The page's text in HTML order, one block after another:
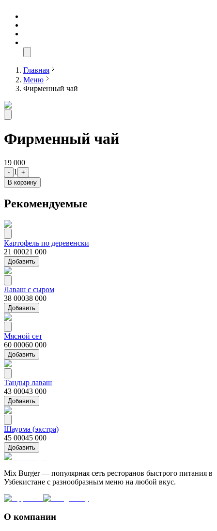
Главная
Меню
Фирменный чай
Фирменный чай
19 000
- 1
+
В корзину
Рекомендуемые
Картофель по деревенски
21 00021 000
Добавить
Лаваш с сыром
38 00038 000
Добавить
Мясной сет
60 00060 000
Добавить
Тандыр лаваш
43 00043 000
Добавить
Шаурма (экстра)
45 00045 000
Добавить
Mix Burger — популярная сеть ресторанов быстрого питания в
Узбекистане с разнообразным меню на любой вкус.
О компании